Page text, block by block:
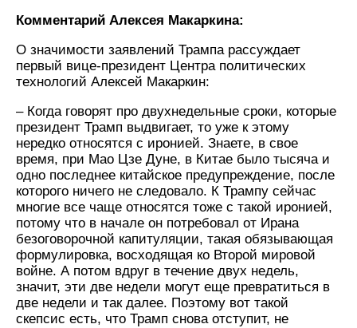
Комментарий Алексея Макаркина:
О значимости заявлений Трампа рассуждает
первый вице-президент Центра политических
технологий Алексей Макаркин:
– Когда говорят про двухнедельные сроки, которые
президент Трамп выдвигает, то уже к этому
нередко относятся с иронией. Знаете, в свое
время, при Мао Цзе Дуне, в Китае было тысяча и
одно последнее китайское предупреждение, после
которого ничего не следовало. К Трампу сейчас
многие все чаще относятся тоже с такой иронией,
потому что в начале он потребовал от Ирана
безоговорочной капитуляции, такая обязывающая
формулировка, восходящая ко Второй мировой
войне. А потом вдруг в течение двух недель,
значит, эти две недели могут еще превратиться в
две недели и так далее. Поэтому вот такой
скепсис есть, что Трамп снова отступит, не